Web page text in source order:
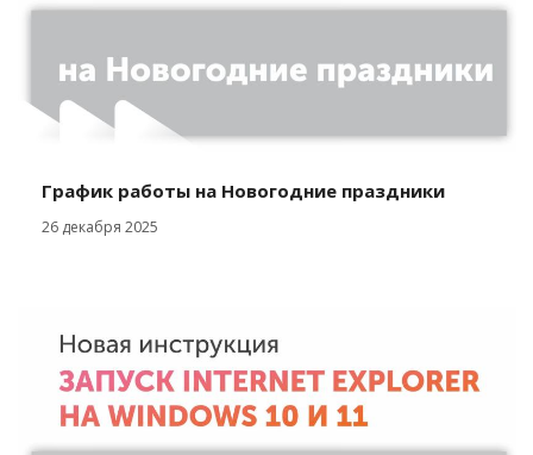
График работы на Новогодние праздники
26 декабря 2025